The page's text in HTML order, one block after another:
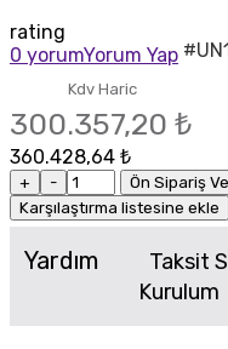
rating
0 yorumYorum Yap
Kdv Haric
300.357,20 ₺
360.428,64 ₺
+ - Ön Sipariş
Karşılaştırma listesine ekle
Yardım Taksit
Kurulum